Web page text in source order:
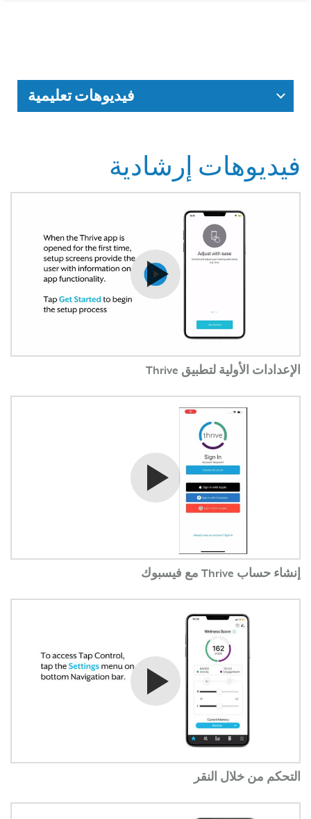
فيديوهات تعليمية
فيديوهات إرشادية
شاهد الفيديو
الإعدادات الأولية لتطبيق Thrive
شاهد الفيديو
إنشاء حساب Thrive مع فيسبوك
شاهد الفيديو
التحكم من خلال النقر